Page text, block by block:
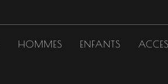
HOMMES ENFANTS